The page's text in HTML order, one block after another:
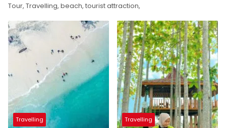
Tour, Travelling, beach, tourist attraction,
Travelling Travelling